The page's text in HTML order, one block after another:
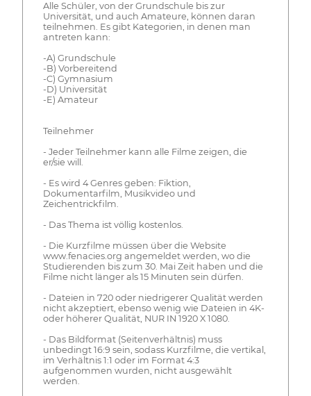
Alle Schüler, von der Grundschule bis zur
Universität, und auch Amateure, können daran
teilnehmen. Es gibt Kategorien, in denen man
antreten kann:
-A) Grundschule
-B) Vorbereitend
-C) Gymnasium
-D) Universität
-E) Amateur
Teilnehmer
- Jeder Teilnehmer kann alle Filme zeigen, die
er/sie will.
- Es wird 4 Genres geben: Fiktion,
Dokumentarfilm, Musikvideo und
Zeichentrickfilm.
- Das Thema ist völlig kostenlos.
- Die Kurzfilme müssen über die Website
www.fenacies.org angemeldet werden, wo die
Studierenden bis zum 30. Mai Zeit haben und die
Filme nicht länger als 15 Minuten sein dürfen.
- Dateien in 720 oder niedrigerer Qualität werden
nicht akzeptiert, ebenso wenig wie Dateien in 4K-
oder höherer Qualität, NUR IN 1920 X 1080.
- Das Bildformat (Seitenverhältnis) muss
unbedingt 16:9 sein, sodass Kurzfilme, die vertikal,
im Verhältnis 1:1 oder im Format 4:3
aufgenommen wurden, nicht ausgewählt
werden.